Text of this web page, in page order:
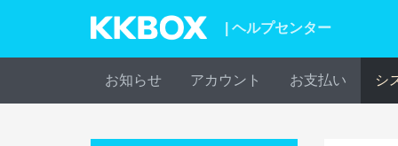
| ヘルプセンター
お知らせ アカウント お支払い シ